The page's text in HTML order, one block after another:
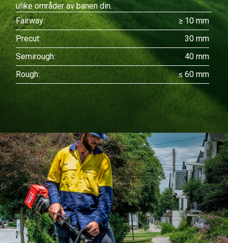
ulike områder av banen din.
Fairway:
≥ 10 mm
Precut:
30 mm
Semirough:
40 mm
Rough:
≤ 60 mm